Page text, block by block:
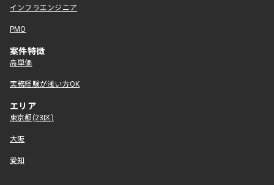
インフラエンジニア
PMO
案件特徴
高単価
実務経験が浅い方OK
エリア
東京都(23区)
大阪
愛知